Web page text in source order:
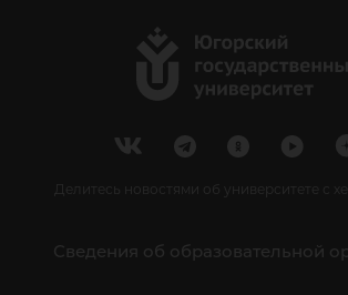
Делитесь новостями об университете с
Сведения об образовательной